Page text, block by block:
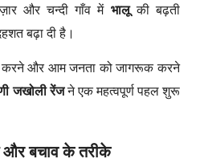
और चन्दी गाँव में भालूकी बढ़ती
बढ़ा दी है।
करने और आम जनता को जागरूक करने
जखोली रेंजने एक महत्वपूर्ण पहल शुरू
बचाव के तरीके